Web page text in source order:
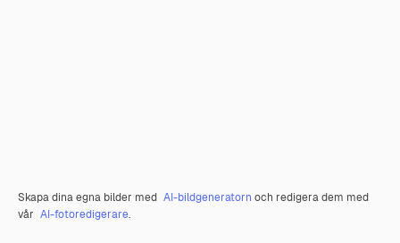
Skapa dina egna bilder med AI-bildgeneratorn och redigera dem med
vår AI-fotoredigerare.